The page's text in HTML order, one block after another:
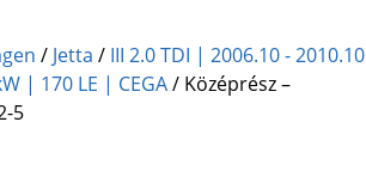
/ Jetta / III 2.0 TDI | 2006.10 - 2010.10
| 170 LE | CEGA/ Középrész –
5